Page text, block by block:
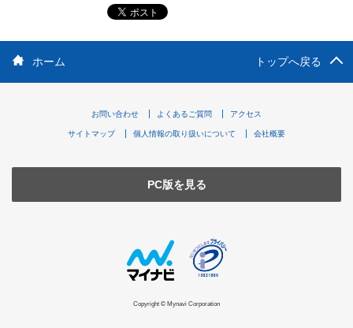
ホーム トップへ戻る
お問い合わせ よくあるご質問 アクセス
サイトマップ 個人情報の取り扱いについて 会社概要
PC版を見る
Copyright © Mynavi Corporation